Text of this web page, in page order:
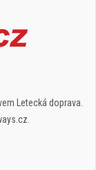
Letecká doprava.